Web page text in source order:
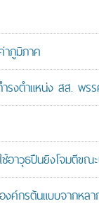
าภูมิภาค
รงตำแหน่ง สส. พรร
อาวุธปืนยิงโจมตีขณ
งค์กรต้นแบบจากหล